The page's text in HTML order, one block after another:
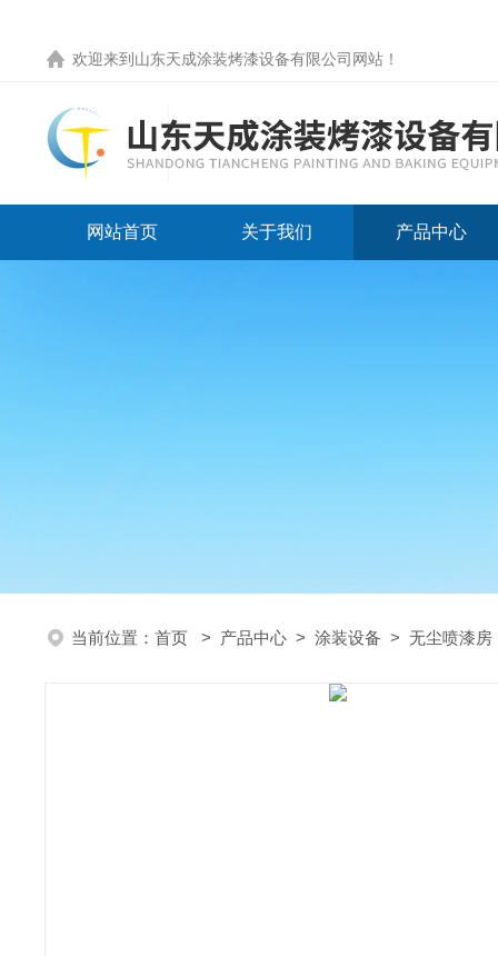
欢迎来到 山东天成涂装烤漆设备有限公司网站 ！
网站首页 关于我们 产品中心
当前位置： 首页 > 产品中心 > 涂装设备 > 无尘喷漆房